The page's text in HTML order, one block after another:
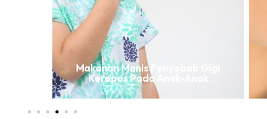
Makanan Manis Penyebab Gigi
Keropos Pada Anak-Anak